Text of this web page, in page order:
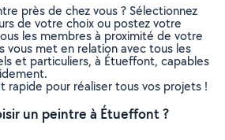
près de chez vous ? Sélectionnez
de votre choix ou postez votre
les membres à proximité de votre
vous met en relation avec tous les
et particuliers, à Étueffont, capables
rapide pour réaliser tous vos projets !
un peintre à Étueffont ?